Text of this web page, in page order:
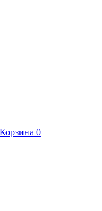
Корзина 0